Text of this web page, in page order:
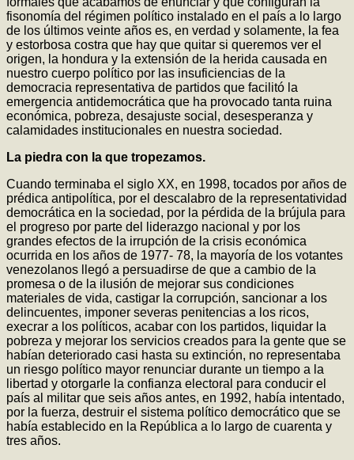
fisonomía del régimen político instalado en el país a lo largo
de los últimos veinte años es, en verdad y solamente, la fea
y estorbosa costra que hay que quitar si queremos ver el
origen, la hondura y la extensión de la herida causada en
nuestro cuerpo político por las insuficiencias de la
democracia representativa de partidos que facilitó la
emergencia antidemocrática que ha provocado tanta ruina
económica, pobreza, desajuste social, desesperanza y
calamidades institucionales en nuestra sociedad.
La piedra con la que tropezamos.
Cuando terminaba el siglo XX, en 1998, tocados por años de
prédica antipolítica, por el descalabro de la representatividad
democrática en la sociedad, por la pérdida de la brújula para
el progreso por parte del liderazgo nacional y por los
grandes efectos de la irrupción de la crisis económica
ocurrida en los años de 1977- 78, la mayoría de los votantes
venezolanos llegó a persuadirse de que a cambio de la
promesa o de la ilusión de mejorar sus condiciones
materiales de vida, castigar la corrupción, sancionar a los
delincuentes, imponer severas penitencias a los ricos,
execrar a los políticos, acabar con los partidos, liquidar la
pobreza y mejorar los servicios creados para la gente que se
habían deteriorado casi hasta su extinción, no representaba
un riesgo político mayor renunciar durante un tiempo a la
libertad y otorgarle la confianza electoral para conducir el
país al militar que seis años antes, en 1992, había intentado,
por la fuerza, destruir el sistema político democrático que se
había establecido en la República a lo largo de cuarenta y
tres años.